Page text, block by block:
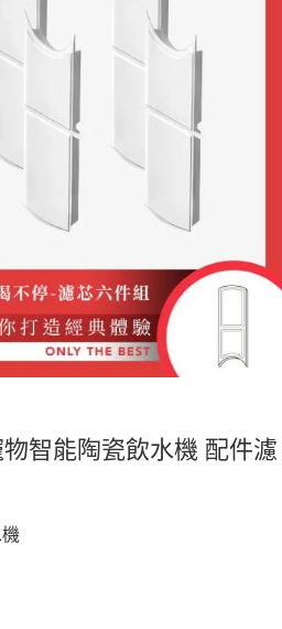
智能陶瓷飲水機 配件濾